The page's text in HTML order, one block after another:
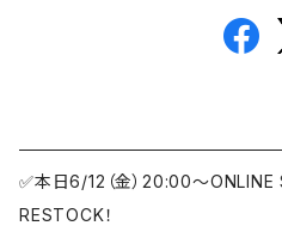
✅本日6/12（金）20:00〜ONLINE
RESTOCK！